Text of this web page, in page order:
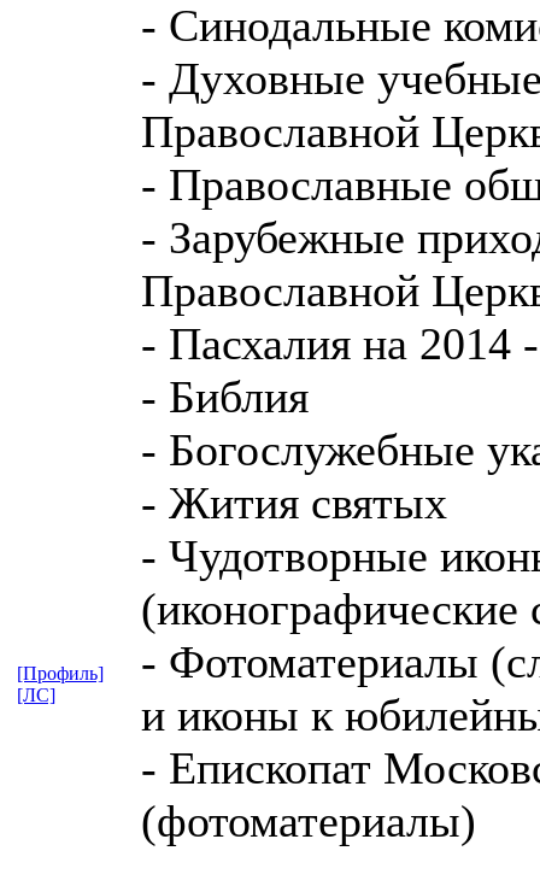
- Синодальные
- Духовные
Православной
- Православные
- Зарубежные
Православной
- Пасхалия на 2014
- Библия
- Богослужебные
- Жития святых
- Чудотворные
(иконографические
- Фотоматериалы
и иконы к
- Епископат
(фотоматериалы)
[Профиль]
[ЛС]